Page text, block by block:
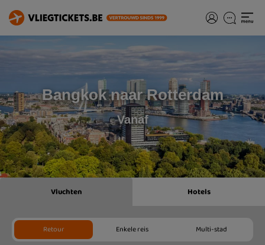
Bangkok naar Rotterdam
Vanaf